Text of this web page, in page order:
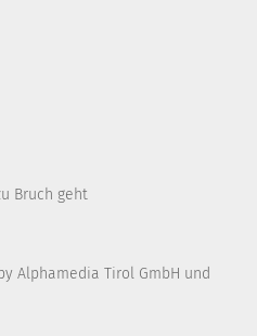
Bruch geht
Alphamedia Tirol GmbH und